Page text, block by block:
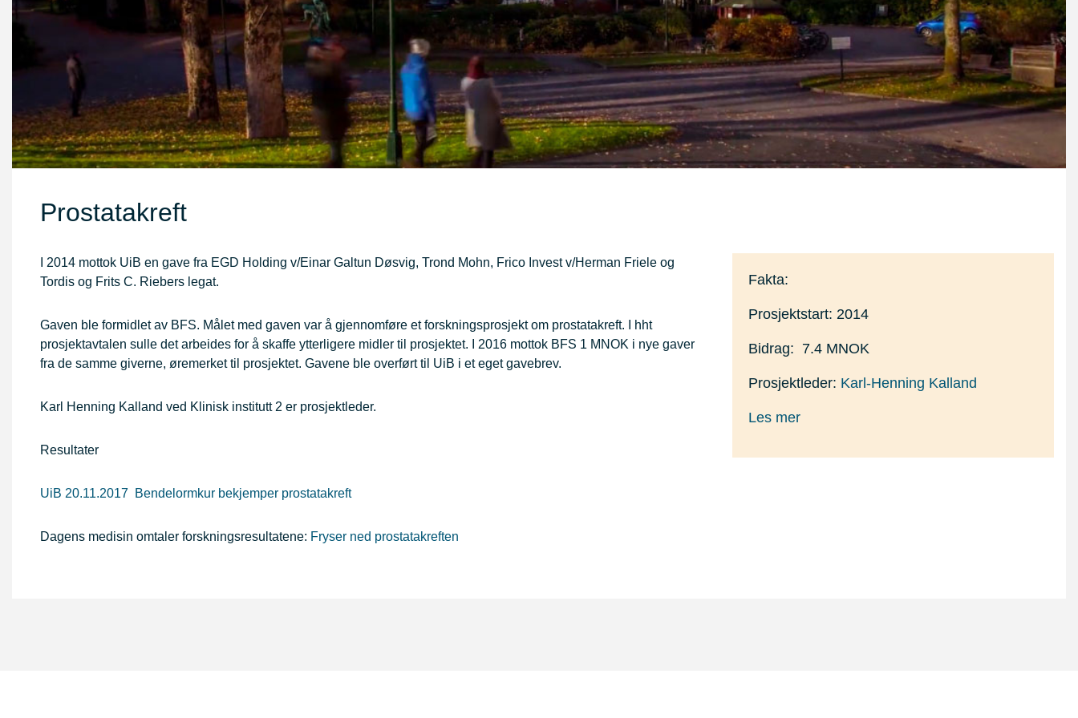
Prostatakreft
I 2014 mottok UiB en gave fra EGD Holding v/Einar Galtun Døsvig, Trond Mohn, Frico Invest v/Herman Friele og
Tordis og Frits C. Riebers legat.
Gaven ble formidlet av BFS. Målet med gaven var å gjennomføre et forskningsprosjekt om prostatakreft. I hht
prosjektavtalen sulle det arbeides for å skaffe ytterligere midler til prosjektet. I 2016 mottok BFS 1 MNOK i nye gaver
fra de samme giverne, øremerket til prosjektet. Gavene ble overført til UiB i et eget gavebrev.
Karl Henning Kalland ved Klinisk institutt 2 er prosjektleder.
Resultater
UiB 20.11.2017 Bendelormkur bekjemper prostatakreft
Dagens medisin omtaler forskningsresultatene: Fryser ned prostatakreften
Fakta:
Prosjektstart: 2014
Bidrag: 7.4 MNOK
Prosjektleder: Karl-Henning Kalland
Les mer